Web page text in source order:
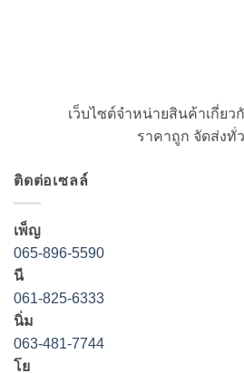
เว็บไซต์จำหน่ายสินค้าเกี่ยว
ราคาถูก จัดส่งทั่
ติดต่อเซลล์
เพ็ญ
065-896-5590
นี
061-825-6333
นิ่ม
063-481-7744
โย